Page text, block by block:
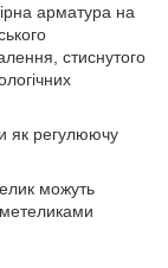
арматура на
стиснутого
як регулюючу
можуть